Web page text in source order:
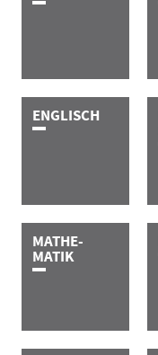
E­N­G­L­I­S­C­H
MATHE­­-
MATIK